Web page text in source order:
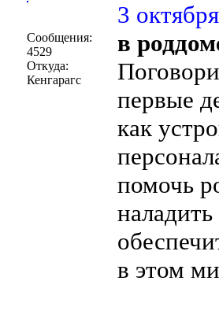
Сообщения:
4529
Откуда:
Кенгарагс
3
в
первые
как
помочь
в этом